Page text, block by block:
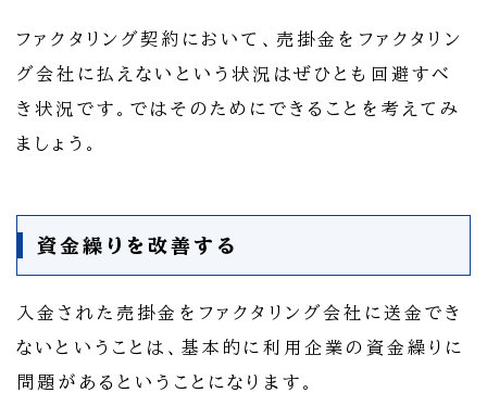
ファクタリング契約において、売掛金をファクタリン
グ会社に払えないという状況はぜひとも回避すべ
き状況です。ではそのためにできることを考えてみ
ましょう。
資金繰りを改善する
入金された売掛金をファクタリング会社に送金でき
ないということは、基本的に利用企業の資金繰りに
問題があるということになります。